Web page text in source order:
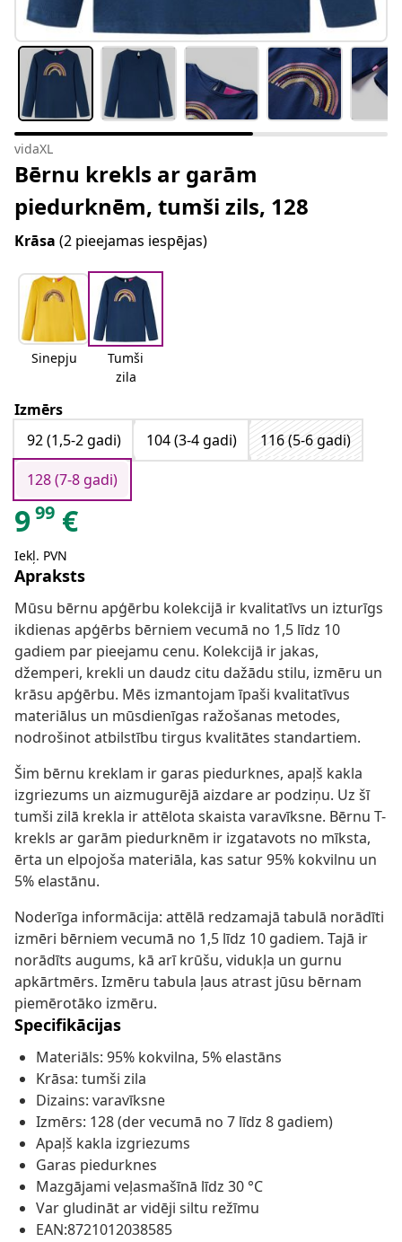
vidaXL
Bērnu krekls ar garām
piedurknēm, tumši zils, 128
Krāsa (2 pieejamas iespējas)
Sinepju
Tumši
zila
Izmērs
92 (1,5-2 gadi)
104 (3-4 gadi)
116 (5-6 gadi)
128 (7-8 gadi)
999 €
Iekļ. PVN
Apraksts
Mūsu bērnu apģērbu kolekcijā ir kvalitatīvs un izturīgs
ikdienas apģērbs bērniem vecumā no 1,5 līdz 10
gadiem par pieejamu cenu. Kolekcijā ir jakas,
džemperi, krekli un daudz citu dažādu stilu, izmēru un
krāsu apģērbu. Mēs izmantojam īpaši kvalitatīvus
materiālus un mūsdienīgas ražošanas metodes,
nodrošinot atbilstību tirgus kvalitātes standartiem.
Šim bērnu kreklam ir garas piedurknes, apaļš kakla
izgriezums un aizmugurējā aizdare ar podziņu. Uz šī
tumši zilā krekla ir attēlota skaista varavīksne. Bērnu T-
krekls ar garām piedurknēm ir izgatavots no mīksta,
ērta un elpojoša materiāla, kas satur 95% kokvilnu un
5% elastānu.
Noderīga informācija: attēlā redzamajā tabulā norādīti
izmēri bērniem vecumā no 1,5 līdz 10 gadiem. Tajā ir
norādīts augums, kā arī krūšu, vidukļa un gurnu
apkārtmērs. Izmēru tabula ļaus atrast jūsu bērnam
piemērotāko izmēru.
Specifikācijas
Materiāls: 95% kokvilna, 5% elastāns
Krāsa: tumši zila
Dizains: varavīksne
Izmērs: 128 (der vecumā no 7 līdz 8 gadiem)
Apaļš kakla izgriezums
Garas piedurknes
Mazgājami veļasmašīnā līdz 30 °C
Var gludināt ar vidēji siltu režīmu
EAN:8721012038585